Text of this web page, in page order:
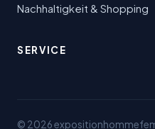
Nachhaltigkeit & Shopping
SERVICE
© 2026